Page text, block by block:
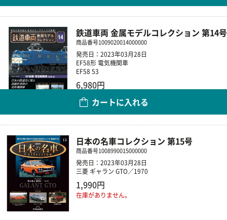
鉄道車両 金属モデルコレクション 第14号
商品番号1009020014000000
発売日：2023年03月28日
EF58形 電気機関車
EF58 53
6,980円
カートに入れる
日本の名車コレクション 第15号
商品番号1008990015000000
発売日：2023年03月28日
三菱 ギャラン GTO／1970
1,990円
在庫がありません。